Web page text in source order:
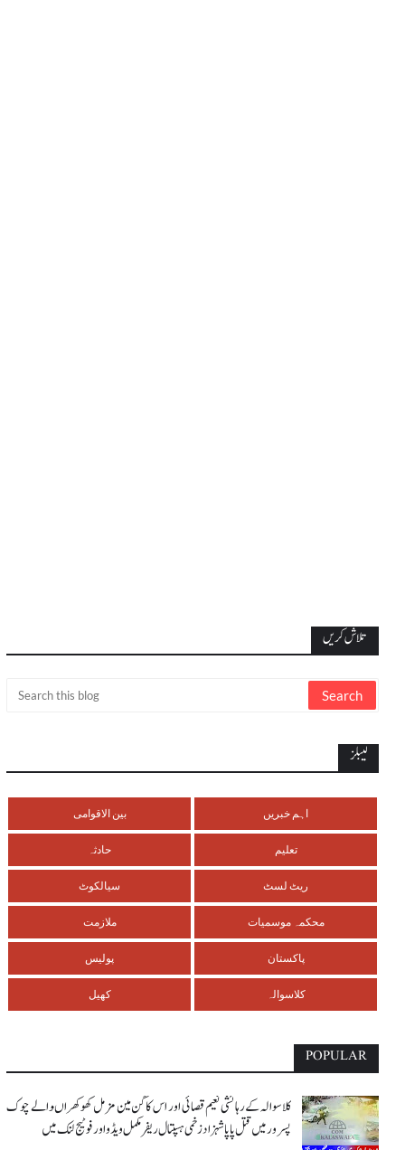
تلاش کریں
لیبلز
اہم خبریں بین الاقوامی
تعلیم حادثہ
ریٹ لسٹ سیالکوٹ
محکمہ موسمیات ملازمت
پاکستان پولیس
کلاسوالہ کھیل
POPULAR
کلاسوالہ کے رہائشی نعیم قصائی اور اس کاگن مین مزمل کھوکھراںوالے چوک
پسرور میں قتل پاپا شہزاد زخمی ہسپتال ریفر مکمل ویڈو اور فوٹیج لنک میں